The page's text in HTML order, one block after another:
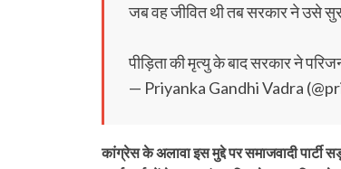
जब वह जीवित थी तब सरकार ने उसे
पीड़िता की मृत्यु के बाद सरकार ने
— Priyanka Gandhi Vadra
कांग्रेस के अलावा इस मुद्दे पर समाजवादी